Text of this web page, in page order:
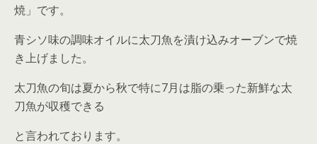
焼」です。
青シソ味の調味オイルに太刀魚を漬け込みオーブンで焼
き上げました。
太刀魚の旬は夏から秋で特に7月は脂の乗った新鮮な太
刀魚が収穫できる
と言われております。